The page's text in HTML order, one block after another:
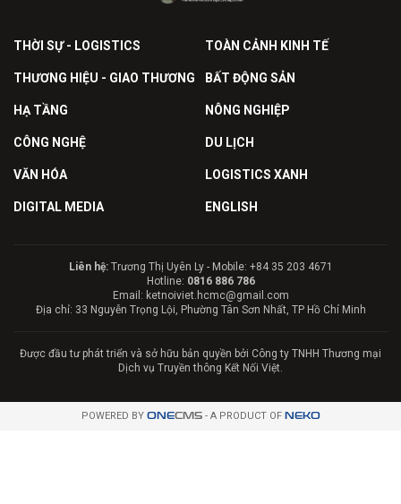
THỜI SỰ - LOGISTICS TOÀN CẢNH KINH TẾ
THƯƠNG HIỆU - GIAO THƯƠNG BẤT ĐỘNG SẢN
HẠ TẦNG NÔNG NGHIỆP
CÔNG NGHỆ DU LỊCH
VĂN HÓA LOGISTICS XANH
DIGITAL MEDIA ENGLISH
Liên hệ:Trương Thị Uyên Ly - Mobile: +84 35 203 4671
Hotline: 0816 886 786
Email: ketnoiviet.hcmc@gmail.com
Địa chỉ: 33 Nguyễn Trọng Lội, Phường Tân Sơn Nhất, TP Hồ Chí Minh
Được đầu tư phát triển và sở hữu bản quyền bởi Công ty TNHH Thương mại
Dịch vụ Truyền thông Kết Nối Việt.
POWERED BY ONECMS- A PRODUCT OF NEKO